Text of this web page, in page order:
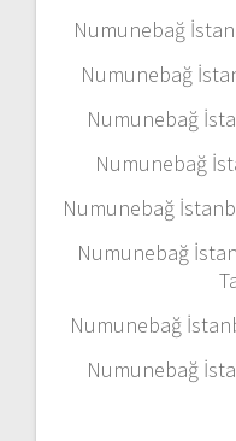
Numunebağ
Numunebağ
Numunebağ
Numunebağ
Numunebağ
Numunebağ
Numunebağ
Numunebağ